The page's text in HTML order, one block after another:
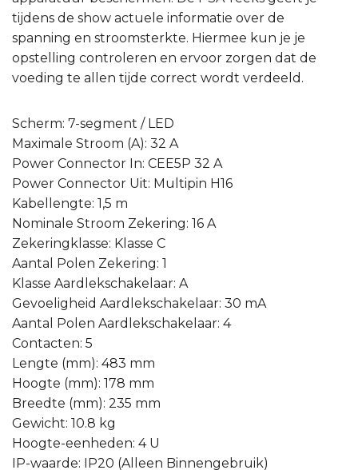
tijdens de show actuele informatie over de
spanning en stroomsterkte. Hiermee kun je je
opstelling controleren en ervoor zorgen dat de
voeding te allen tijde correct wordt verdeeld.
Scherm: 7-segment / LED
Maximale Stroom (A): 32 A
Power Connector In: CEE5P 32 A
Power Connector Uit: Multipin H16
Kabellengte: 1,5 m
Nominale Stroom Zekering: 16 A
Zekeringklasse: Klasse C
Aantal Polen Zekering: 1
Klasse Aardlekschakelaar: A
Gevoeligheid Aardlekschakelaar: 30 mA
Aantal Polen Aardlekschakelaar: 4
Contacten: 5
Lengte (mm): 483 mm
Hoogte (mm): 178 mm
Breedte (mm): 235 mm
Gewicht: 10.8 kg
Hoogte-eenheden: 4 U
IP-waarde: IP20 (Alleen Binnengebruik)